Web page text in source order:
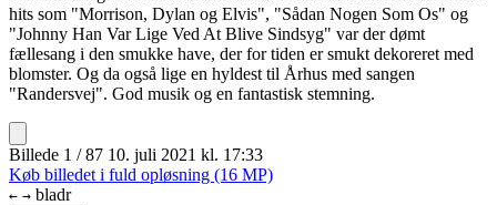
hits som "Morrison, Dylan og Elvis", "Sådan Nogen Som Os" og
"Johnny Han Var Lige Ved At Blive Sindsyg" var der dømt
fællesang i den smukke have, der for tiden er smukt dekoreret med
blomster. Og da også lige en hyldest til Århus med sangen
"Randersvej". God musik og en fantastisk stemning.
Billede 1 / 87 10. juli 2021 kl. 17:33
Køb billedet i fuld opløsning (16 MP)
← → bladr